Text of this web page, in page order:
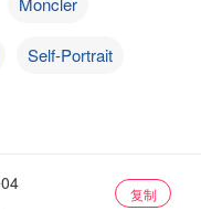
Self-Portrait
复制